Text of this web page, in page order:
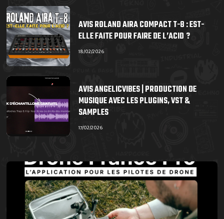
AVIS ROLAND AIRA COMPACT T-8 : EST-
ELLE FAITE POUR FAIRE DE L’ACID ?
18/02/2026
AVIS ANGELICVIBES | PRODUCTION DE
MUSIQUE AVEC LES PLUGINS, VST &
SAMPLES
17/02/2026